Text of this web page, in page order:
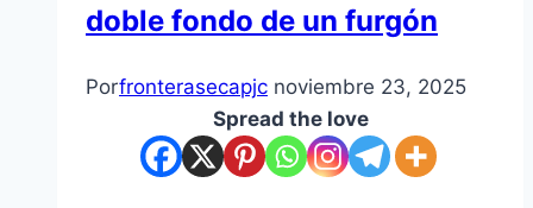
doble fondo de un furgón
Porfronterasecapjc noviembre 23, 2025
Spread the love